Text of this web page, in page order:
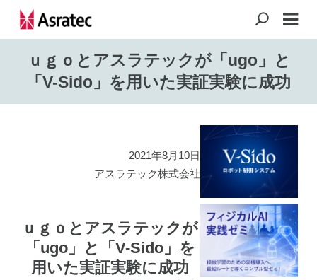
ｕｇｏとアスラテックが「ugo」と
「V-Sido」を用いた実証実験に成功
2021年8月10日
アスラテック株式会社
ｕｇｏとアスラテックが
「ugo」と「V-Sido」を
用いた実証実験に成功